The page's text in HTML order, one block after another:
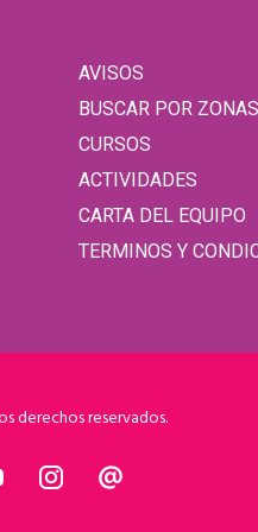
AVISOS
BUSCAR POR ZONAS
CURSOS
ACTIVIDADES
CARTA DEL EQUIPO
TERMINOS Y
derechos reservados.